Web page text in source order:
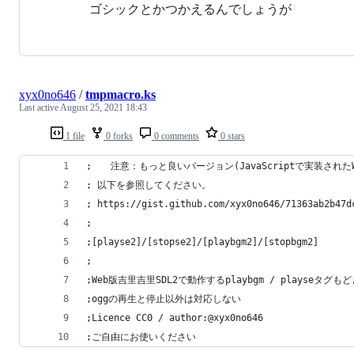
ゴシックとかつかえるんでしょうが
1 file 0 forks 0 comments 0 stars
xyx0no646 /tmpmacro.ks
Last activeAugust 25, 2021 18:43
;　　注意：もっと良いバージョン(JavaScriptで実装され
; 以下を参照してください。
; https://gist.github.com/xyx0no646/
;
;[playse2]/[stopse2]/[playbgm2]/[stopbgm2]
;
;Web版吉里吉里SDL2で動作するplaybgm / playseタグもど
;oggの再生と停止以外は対応しない
;Licence CC0 / author:@xyx0no646
;ご自由にお使いください